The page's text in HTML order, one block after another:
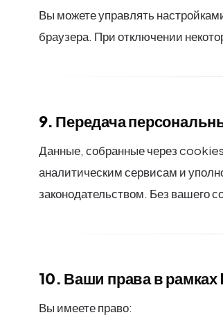
Вы можете управлять
браузера. При отключении
9. Передача
Данные, собранные через
аналитическим сервисам и
законодательством. Без вашего
10. Ваши права в рамках
Вы имеете право: